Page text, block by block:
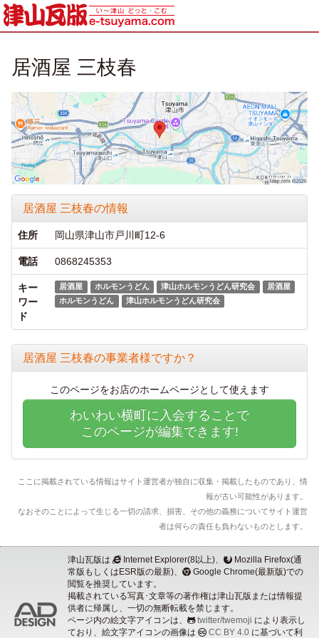
居酒屋 三枝春
居酒屋 三枝春の情報
住所 岡山県津山市戸川町12-6
電話 0868245353
キー
ワー
ド
居酒屋 ホルモンうどん 津山ホルモンうどん研究会
居酒屋
ホルモンうどん
津山ホルモンうどん研究会
居酒屋 三枝春の事業者様ですか？
このページをお店のホームページとして使えます
わいわい横町に入会することで
このページが編集できます!
ここに掲載されている情報はサイト運営者が独自に収集・掲載したものであり、情
報が古い可能性があります。
なおそのことによって生じる一切の請求、損害、その他の義務についてサイト運営
者は何らの責任も負わないものとします。
津山瓦版は Internet Explorer(8以上)、
Mozilla Firefox(通
常版もしくはESR版の最新)、
Google Chrome(最新版)での
閲覧を推奨しています。
掲載されている写真･文章等の著作権は津山瓦版または情報提
供者に帰属し、一切の無断転載を禁じます。
ページ内の絵文字アイコンは、
twitter/twemoji により表示し
ており、絵文字アイコンの画像は
CC BY 4.0 に基づいて利